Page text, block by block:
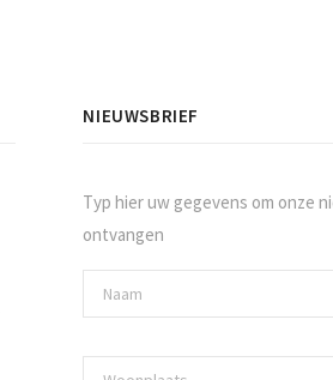
NIEUWSBRIEF
Typ hier uw gegevens om onze
ontvangen